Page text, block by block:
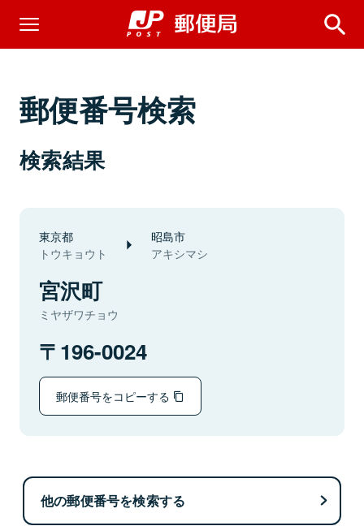
郵便番号検索
検索結果
東京都
トウキョウト
昭島市
アキシマシ
宮沢町
ミヤザワチョウ
196-0024
郵便番号をコピーする
他の郵便番号を検索する